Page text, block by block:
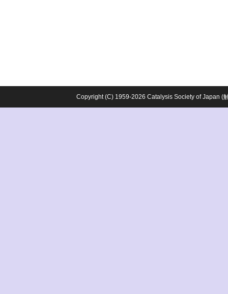
Copyright (C) 1959-2026 Catalysis Society of Japan (